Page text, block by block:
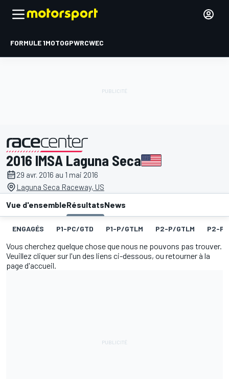
FORMULE 1MOTOGPWRCWEC
présenté par
2016 IMSA Laguna Seca
29 avr. 2016 au 1 mai 2016
Laguna Seca Raceway, US
Vue d'ensembleRésultatsNews
ENGAGÉS P1-PC/GTD P1-P/GTLM P2-P/GTLM P2-
Vous cherchez quelque chose que nous ne pouvons pas trouver.
Veuillez cliquer sur l'un des liens ci-dessous, ou retourner à la
page d'accueil.